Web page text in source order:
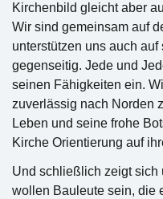
Kirchenbild gleicht aber
Wir sind gemeinsam auf
unterstützen uns auch
gegenseitig. Jede und
seinen Fähigkeiten ein.
zuverlässig nach Norden
Leben und seine frohe
Kirche Orientierung auf
Und schließlich zeigt sich
wollen Bauleute sein, die